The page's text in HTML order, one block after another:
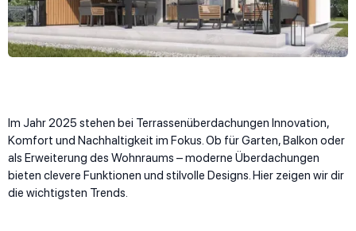
Im Jahr 2025 stehen bei Terrassenüberdachungen Innovation,
Komfort und Nachhaltigkeit im Fokus. Ob für Garten, Balkon oder
als Erweiterung des Wohnraums – moderne Überdachungen
bieten clevere Funktionen und stilvolle Designs. Hier zeigen wir dir
die wichtigsten Trends.